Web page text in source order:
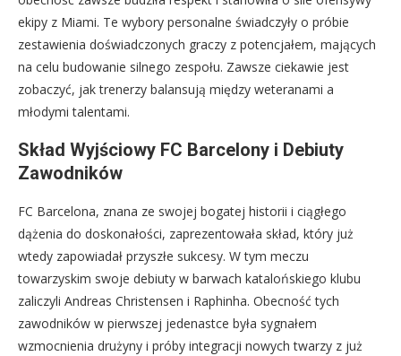
ekipy z Miami. Te wybory personalne świadczyły o próbie
zestawienia doświadczonych graczy z potencjałem, mających
na celu budowanie silnego zespołu. Zawsze ciekawie jest
zobaczyć, jak trenerzy balansują między weteranami a
młodymi talentami.
Skład Wyjściowy FC Barcelony i Debiuty
Zawodników
FC Barcelona, znana ze swojej bogatej historii i ciągłego
dążenia do doskonałości, zaprezentowała skład, który już
wtedy zapowiadał przyszłe sukcesy. W tym meczu
towarzyskim swoje debiuty w barwach katalońskiego klubu
zaliczyli Andreas Christensen i Raphinha. Obecność tych
zawodników w pierwszej jedenastce była sygnałem
wzmocnienia drużyny i próby integracji nowych twarzy z już